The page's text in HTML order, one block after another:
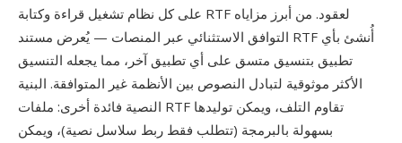
على كل نظام تشغيل قراءة وكتابة RTF لعقود. من أبرز مزاياه
التوافق الاستثنائي عبر المنصات — يُعرض مستند RTF أُنشئ بأي
تطبيق بتنسيق متسق على أي تطبيق آخر، مما يجعله التنسيق
الأكثر موثوقية لتبادل النصوص بين الأنظمة غير المتوافقة. البنية
النصية فائدة أخرى: ملفات RTF تقاوم التلف، ويمكن توليدها
بسهولة بالبرمجة (تتطلب فقط ربط سلاسل نصية)، ويمكن